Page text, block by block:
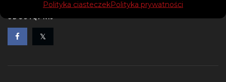
Polityka ciasteczekPolityka prywatności
UDOSTĘPNIJ